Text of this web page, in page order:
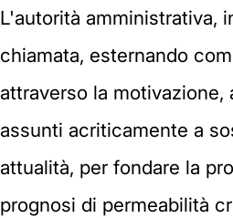
L'autorità amministrativa,
chiamata, esternando
attraverso la
assunti acriticamente a
attualità, per fondare la
prognosi di permeabilità